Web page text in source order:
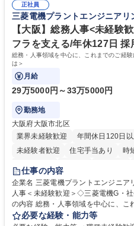
幅広く経験を積みたい意欲がある方に最適な環
務・人事】未経験歓迎/日立グループ
指す
のご経験 ■労務管理（給与計算・社
■衛生管理者の資格をお持ちの方 学歴・資格 学歴：大学院 大学 高専 短大
専修学校 高校 語学力： 資格：
正社員
三菱電機プラントエンジニアリ
【大阪】総務人事<未経験
フラを支える/年休127日 採
総務・人事領域を中心に、これまでのご経
は＞
月給
29万5000円～33万5000円
勤務地
大阪府大阪市北区
業界未経験歓迎
年間休日120日以
未経験者歓迎
住宅手当あり 時
退職金あり
駅近5分以内
土日祝休み 服装
仕事の内容
企業名 三菱電機プラントエンジニアリング株式会社
人事＜未経験歓迎＞◇三菱電機G・社
の内容 総務・人事領域を中心に、こ
します。 ＜具体的には＞ ・総務/人事労務（給与・社保・勤怠管理など）
必要な経験・能力等